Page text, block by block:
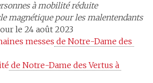
à mobilité réduite
magnétique pour les malentendants
le 24 août 2023
messes de Notre-Dame des
de Notre-Dame des Vertus à